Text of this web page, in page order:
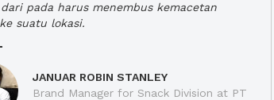
pada harus menembus kemacetan
suatu lokasi.
JANUAR ROBIN STANLEY
Brand Manager for Snack Division at PT